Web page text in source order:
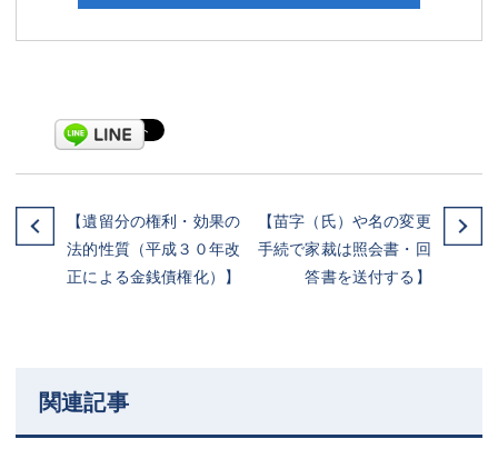
【遺留分の権利・効果の
法的性質（平成３０年改
正による金銭債権化）】
【苗字（氏）や名の変更
手続で家裁は照会書・回
答書を送付する】
関連記事